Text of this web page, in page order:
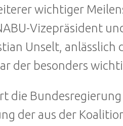
wichtiger
Vizepräsident
Unselt, anlässlich
der besonders
die
der aus der